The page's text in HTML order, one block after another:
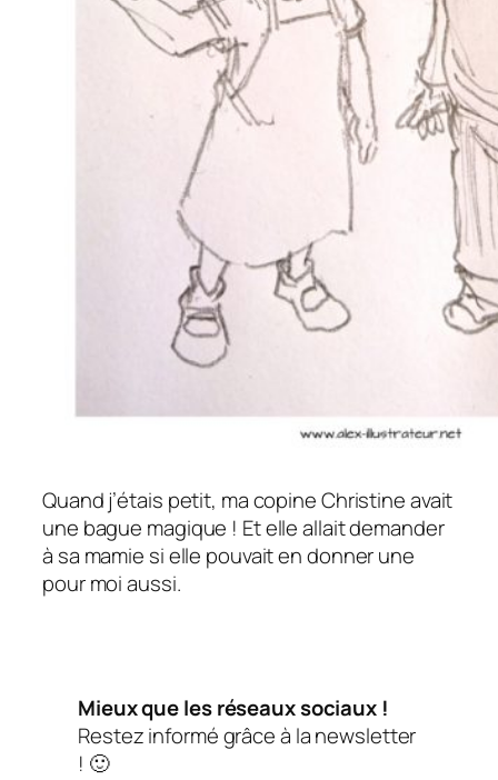
Quand j’étais petit, ma copine Christine avait
une bague magique ! Et elle allait demander
à sa mamie si elle pouvait en donner une
pour moi aussi.
Mieux que les réseaux sociaux !
Restez informé grâce à la newsletter
! 🙂